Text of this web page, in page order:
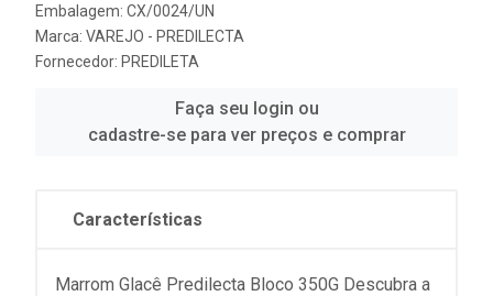
Embalagem: CX/0024/UN
Marca: VAREJO - PREDILECTA
Fornecedor: PREDILETA
Faça seu login ou
cadastre-se para ver preços e comprar
Características
Marrom Glacê Predilecta Bloco 350G Descubra a